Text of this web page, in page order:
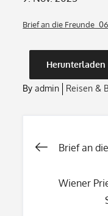
Brief an die
Herunterladen
Byadmin Reisen &
Brief an
Wiener